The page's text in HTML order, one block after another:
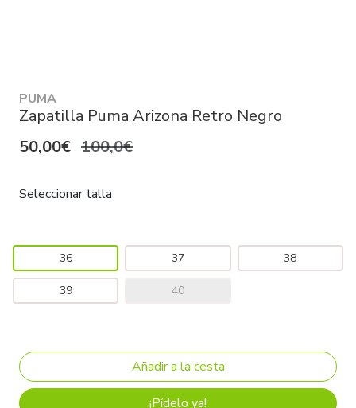
PUMA
Zapatilla Puma Arizona Retro Negro
50,00€ 100,0€
Seleccionar talla
36 37 38
39 40
¡Pídelo ya!